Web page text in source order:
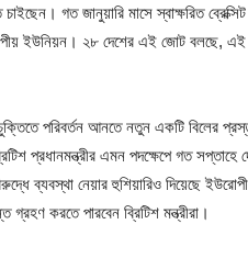
গত জানুয়ারি মাসে স্বাক্ষরিত ব্রেক্সিট
ইউনিয়ন। ২৮ দেশের এই জোট বলছে,
চুক্তিতে পরিবর্তন আনতে নতুন একটি বিলের
প্রধানমন্ত্রীর এমন পদক্ষেপে গত সপ্তাহে
ব্যবস্থা নেয়ার হুশিয়ারিও দিয়েছে
গ্রহণ করতে পারবেন ব্রিটিশ মন্ত্রীরা।